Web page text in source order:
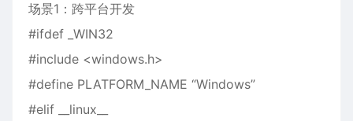
场景1：跨平台开发
#ifdef _WIN32
#include <windows.h>
#define PLATFORM_NAME “Windows”
#elif __linux__